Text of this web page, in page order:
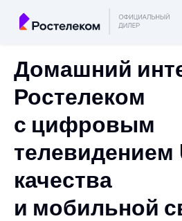
Домашний
Ростелеком
с цифровым
телевидением
качества
и мобильной